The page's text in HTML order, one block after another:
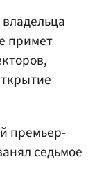
примет
премьер-
седьмое